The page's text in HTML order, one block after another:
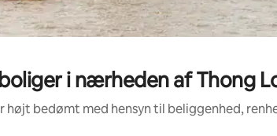
i nærheden af Thong
højt bedømt med hensyn til beliggenhed,